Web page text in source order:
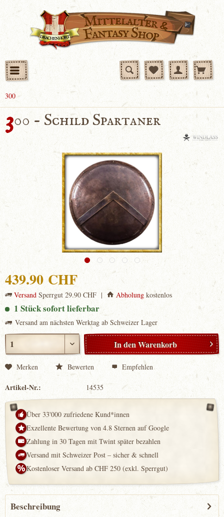
300
300 - Schild Spartaner
439.90 CHF
Versand Sperrgut 29.90 CHF | Abholungkostenlos
1 Stück sofort lieferbar
Versand am nächsten Werktag ab Schweizer Lager
In denWarenkorb
Merken Bewerten Empfehlen
Artikel-Nr.: 14535
Über 33'000 zufriedene Kund*innen
Exzellente Bewertung von 4.8 Sternen auf Google
Zahlung in 30 Tagen mit Twint später bezahlen
Versand mit Schweizer Post – sicher & schnell
Kostenloser Versand ab CHF 250 (exkl. Sperrgut)
Beschreibung